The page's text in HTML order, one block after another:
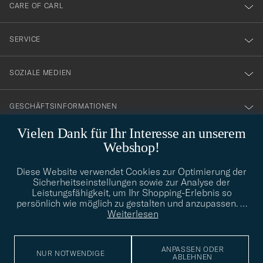
Vielen Dank für Ihr Interesse an unserem
Webshop!
Diese Website verwendet Cookies zur Optimierung der
Sicherheitseinstellungen sowie zur Analyse der
Leistungsfähigkeit, um Ihr Shopping-Erlebnis so
persönlich wie möglich zu gestalten und anzupassen. …
Weiterlesen
NUR NOTWENDIGE
ANPASSEN ODER
ABLEHNEN
vårt
nyhetsbrev!
CARE OF CARL
SERVICE
SOZIALE MEDIEN
GESCHÄFTSINFORMATIONEN
info@careofcarl.de
Benötigen Sie Hilfe bei der Suche nach Ihrem persönlichen Stil?
Wenden Sie sich an uns, wir helfen Ihnen gerne weiter!
STILBERATUNG